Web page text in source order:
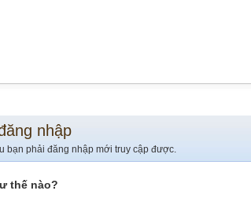
nhập
bạn phải đăng nhập mới truy cập được.
thế nào?